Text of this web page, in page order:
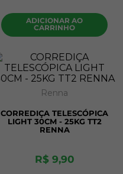
ADICIONAR AO
CARRINHO
Renna
CORREDIÇA TELESCÓPICA
LIGHT 30CM - 25KG TT2
RENNA
R$ 9,90